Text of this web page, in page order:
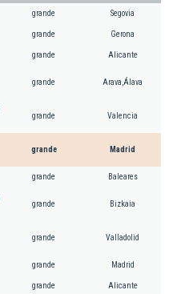
grande Segovia
grande Gerona
grande Alicante
grande Arava,Álava
grande Valencia
grande Madrid
grande Baleares
grande Bizkaia
grande Valladolid
grande Madrid
grande Alicante